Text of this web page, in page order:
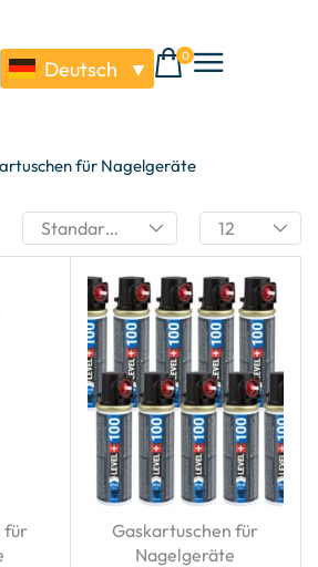
Deutsch ▼
0
für Nagelgeräte
für
Gaskartuschen für
Nagelgeräte